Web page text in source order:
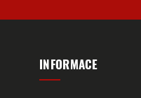
INFORMACE